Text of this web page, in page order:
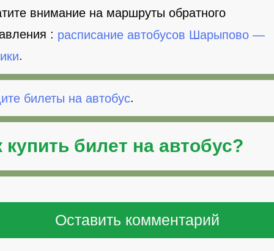
внимание на маршруты обратного
: расписание автобусов Шарыпово —
.
билеты на автобус.
купить билет на автобус?